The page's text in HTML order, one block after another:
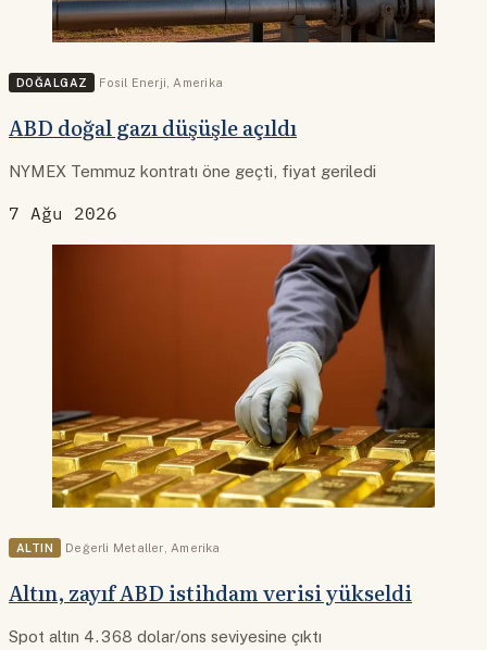
DOĞALGAZ Fosil Enerji Amerika
ABD doğal gazı düşüşle açıldı
NYMEX Temmuz kontratı öne geçti, fiyat geriledi
7 Ağu 2026
ALTIN Değerli Metaller Amerika
Altın, zayıf ABD istihdam verisi yükseldi
Spot altın 4.368 dolar/ons seviyesine çıktı